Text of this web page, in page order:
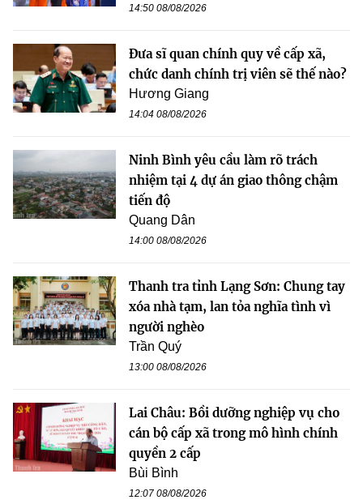
14:50 08/08/2026
Đưa sĩ quan chính quy về cấp xã,
chức danh chính trị viên sẽ thế nào?
Hương Giang
14:04 08/08/2026
Ninh Bình yêu cầu làm rõ trách
nhiệm tại 4 dự án giao thông chậm
tiến độ
Quang Dân
14:00 08/08/2026
Thanh tra tỉnh Lạng Sơn: Chung tay
xóa nhà tạm, lan tỏa nghĩa tình vì
người nghèo
Trần Quý
13:00 08/08/2026
Lai Châu: Bồi dưỡng nghiệp vụ cho
cán bộ cấp xã trong mô hình chính
quyền 2 cấp
Bùi Bình
12:07 08/08/2026